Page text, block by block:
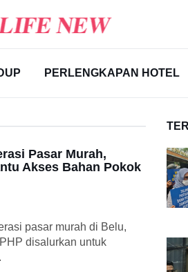
PERLENGKAPAN HOTEL
Pasar Murah,
Akses Bahan Pokok
pasar murah di Belu,
disalurkan untuk